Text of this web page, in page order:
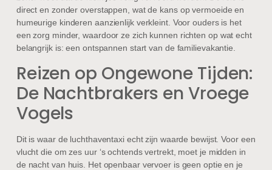
direct en zonder overstappen, wat de kans op vermoeide en
humeurige kinderen aanzienlijk verkleint. Voor ouders is het
een zorg minder, waardoor ze zich kunnen richten op wat echt
belangrijk is: een ontspannen start van de familievakantie.
Reizen op Ongewone Tijden:
De Nachtbrakers en Vroege
Vogels
Dit is waar de luchthaventaxi echt zijn waarde bewijst. Voor een
vlucht die om zes uur ‘s ochtends vertrekt, moet je midden in
de nacht van huis. Het openbaar vervoer is geen optie en je